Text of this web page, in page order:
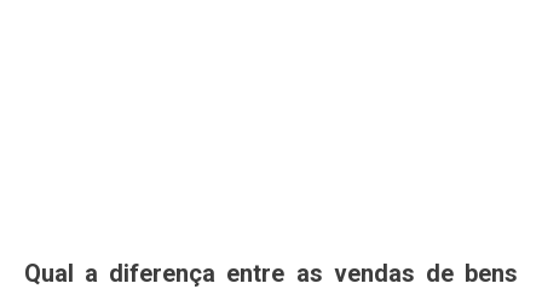
Qual a diferença entre as vendas de bens